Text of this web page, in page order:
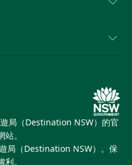
NSW）媒體中心
局（Destination NSW）的官
。
局（Destination NSW）。保
。